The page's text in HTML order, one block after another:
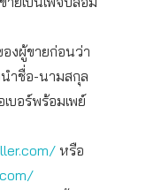
งผู้ขายก่อนว่า
นำชื่อ-นามสกุล
บอร์พร้อมเพย์
หรือ